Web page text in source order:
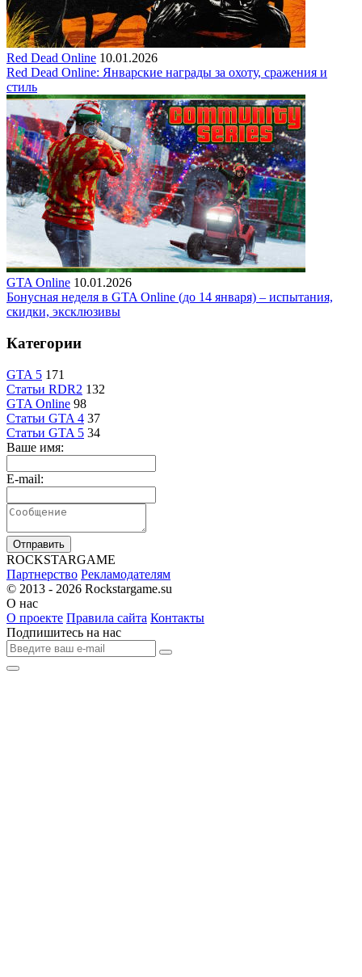
Red Dead Online 10.01.2026
Red Dead Online: Январские награды за охоту, сражения и
стиль
GTA Online 10.01.2026
Бонусная неделя в GTA Online (до 14 января) – испытания,
скидки, эксклюзивы
Категории
GTA 5 171
Статьи RDR2 132
GTA Online 98
Статьи GTA 4 37
Статьи GTA 5 34
Ваше имя:
E-mail:
Отправить
ROCKSTARGAME
Партнерство Рекламодателям
© 2013 - 2026 Rockstargame.su
О нас
О проекте Правила сайта Контакты
Подпишитесь на нас